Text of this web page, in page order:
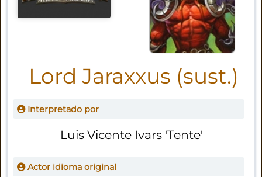
Lord Jaraxxus (sust.)
Interpretado por
Luis Vicente Ivars 'Tente'
Actor idioma original